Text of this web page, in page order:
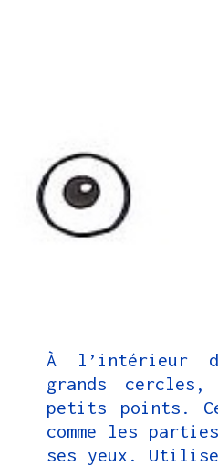
À l’intérieur
grands cercles,
petits points.
comme les
ses yeux.